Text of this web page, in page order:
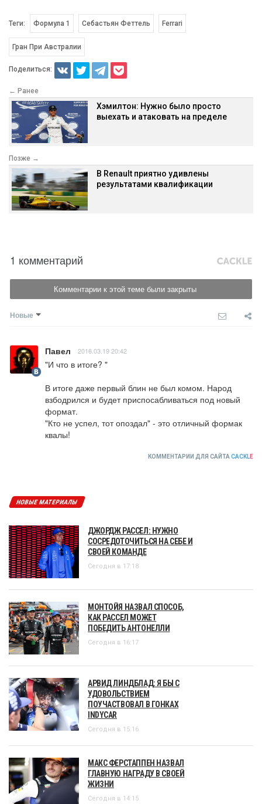
Теги: Формула 1 Себастьян Феттель Ferrari
Гран При Австралии
Поделиться:
← Ранее
Хэмилтон: Нужно было просто
выехать и атаковать на пределе
Позже →
В Renault приятно удивлены
результатами квалификации
1 комментарий
Комментарии к этой теме были закрыты
Новые
Павел 2016.03.19 20:42
"И что в итоге? "
В итоге даже первый блин не был комом. Народ
взбодрился и будет приспосабливаться под новый
формат.
"Кто не успел, тот опоздал" - это отличный формак
квалы!
КОММЕНТАРИИ ДЛЯ САЙТА CACKLE
НОВЫЕ МАТЕРИАЛЫ
ДЖОРДЖ РАССЕЛ: НУЖНО
СОСРЕДОТОЧИТЬСЯ НА СЕБЕ И
СВОЕЙ КОМАНДЕ
Сегодня в 17:18
МОНТОЙЯ НАЗВАЛ СПОСОБ,
КАК РАССЕЛ МОЖЕТ
ПОБЕДИТЬ АНТОНЕЛЛИ
Сегодня в 16:17
АРВИД ЛИНДБЛАД: Я БЫ С
УДОВОЛЬСТВИЕМ
ПОУЧАСТВОВАЛ В ГОНКАХ
INDYCAR
Сегодня в 15:16
МАКС ФЕРСТАППЕН НАЗВАЛ
ГЛАВНУЮ НАГРАДУ В СВОЕЙ
ЖИЗНИ
Сегодня в 14:15